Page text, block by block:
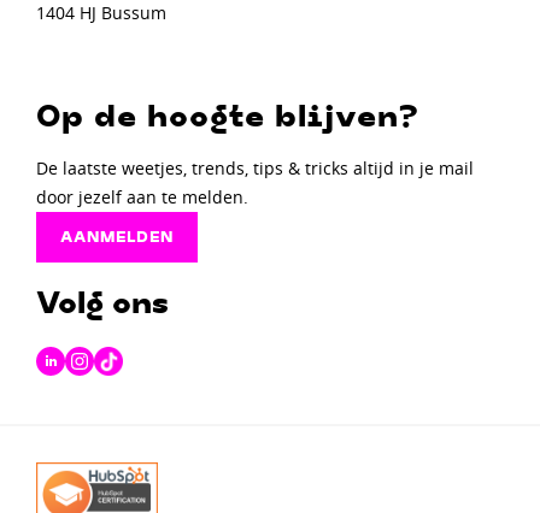
1404 HJ Bussum
Op de hoogte blijven?
De laatste weetjes, trends, tips & tricks altijd in je mail
door jezelf aan te melden.
AANMELDEN
Volg ons